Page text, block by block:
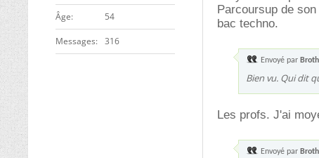
ge 54
Messages 316
Parcoursup de
bac techno.
Envoyé par
Bien vu. Qui dit
Les profs. J'ai
Envoyé par